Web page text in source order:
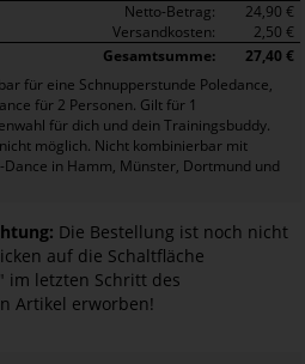
Netto-Betrag:
24,90 €
Versandkosten:
2,50 €
Gesamtsumme:
27,40 €
für eine Schnupperstunde Poledance,
für 2 Personen. Gilt für 1
für dich und dein Trainingsbuddy.
möglich. Nicht kombinierbar mit
in Hamm, Münster, Dortmund und
Die Bestellung ist noch nicht
auf die Schaltfläche
im letzten Schritt des
Artikel erworben!